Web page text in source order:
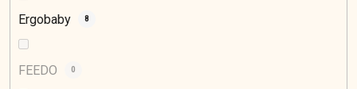
Ergobaby 8
FEEDO 0